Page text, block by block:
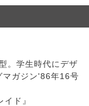
。学生時代にデザ
マガジン'86年16号
ド』